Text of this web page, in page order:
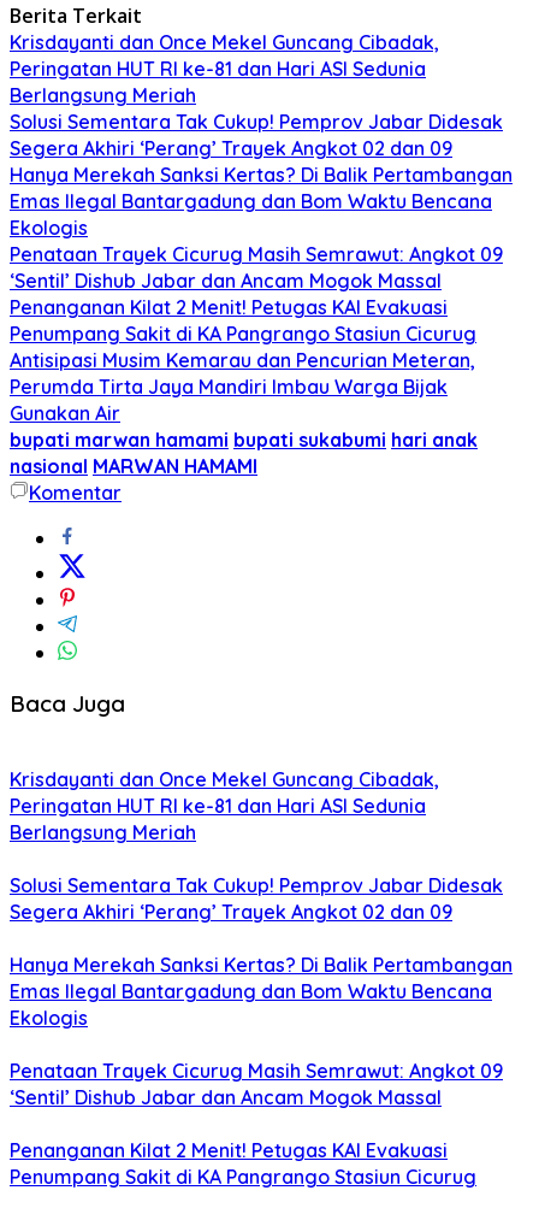
Berita Terkait
Krisdayanti dan Once Mekel Guncang Cibadak,
Peringatan HUT RI ke-81 dan Hari ASI Sedunia
Berlangsung Meriah
Solusi Sementara Tak Cukup! Pemprov Jabar Didesak
Segera Akhiri ‘Perang’ Trayek Angkot 02 dan 09
Hanya Merekah Sanksi Kertas? Di Balik Pertambangan
Emas Ilegal Bantargadung dan Bom Waktu Bencana
Ekologis
Penataan Trayek Cicurug Masih Semrawut: Angkot 09
‘Sentil’ Dishub Jabar dan Ancam Mogok Massal
Penanganan Kilat 2 Menit! Petugas KAI Evakuasi
Penumpang Sakit di KA Pangrango Stasiun Cicurug
Antisipasi Musim Kemarau dan Pencurian Meteran,
Perumda Tirta Jaya Mandiri Imbau Warga Bijak
Gunakan Air
bupati marwan hamami bupati sukabumi hari anak
nasional MARWAN HAMAMI
Komentar
Baca Juga
Krisdayanti dan Once Mekel Guncang Cibadak,
Peringatan HUT RI ke-81 dan Hari ASI Sedunia
Berlangsung Meriah
Solusi Sementara Tak Cukup! Pemprov Jabar Didesak
Segera Akhiri ‘Perang’ Trayek Angkot 02 dan 09
Hanya Merekah Sanksi Kertas? Di Balik Pertambangan
Emas Ilegal Bantargadung dan Bom Waktu Bencana
Ekologis
Penataan Trayek Cicurug Masih Semrawut: Angkot 09
‘Sentil’ Dishub Jabar dan Ancam Mogok Massal
Penanganan Kilat 2 Menit! Petugas KAI Evakuasi
Penumpang Sakit di KA Pangrango Stasiun Cicurug